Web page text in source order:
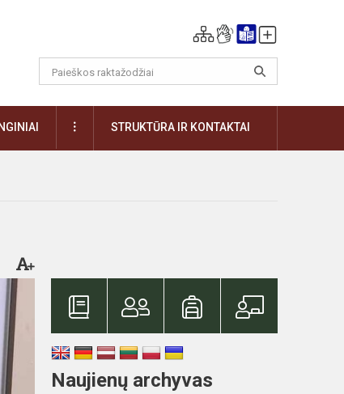
DAUGIAUSTRUKTŪRA IR KONTAKTAI
Naujienų archyvas